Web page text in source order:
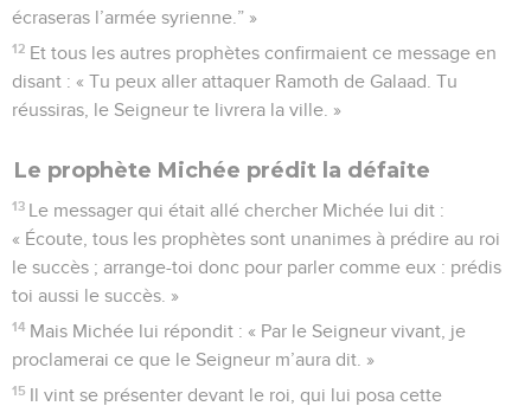
écraseras l’armée syrienne.” »
12 Et tous les autres prophètes confirmaient ce message en
disant : « Tu peux aller attaquer Ramoth de Galaad. Tu
réussiras, le Seigneur te livrera la ville. »
Le prophète Michée prédit la défaite
13 Le messager qui était allé chercher Michée lui dit :
« Écoute, tous les prophètes sont unanimes à prédire au roi
le succès ; arrange-toi donc pour parler comme eux : prédis
toi aussi le succès. »
14 Mais Michée lui répondit : « Par le Seigneur vivant, je
proclamerai ce que le Seigneur m’aura dit. »
15 Il vint se présenter devant le roi, qui lui posa cette